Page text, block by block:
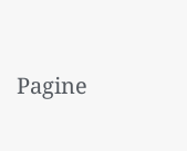
Pagine